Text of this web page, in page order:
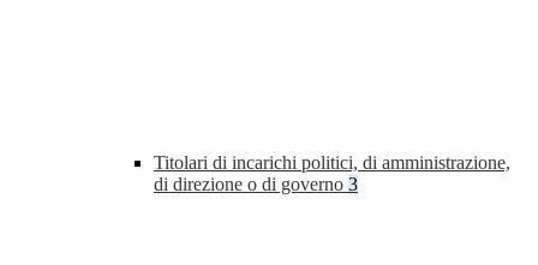
Titolari di incarichi politici, di amministrazione,
di direzione o di governo 3